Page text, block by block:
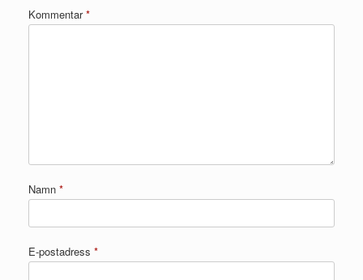
Kommentar*
Namn *
E-postadress *